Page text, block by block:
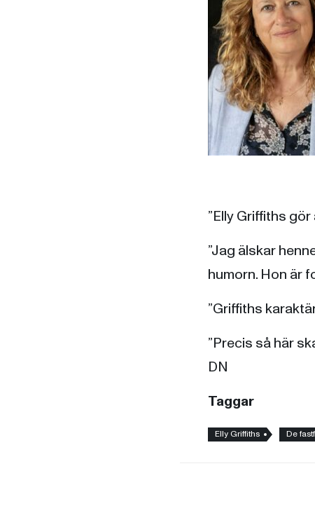
”Elly Griffiths
”Jag älskar
humorn. Hon är
”Griffiths
”Precis så här
DN
Taggar
Elly Griffiths De